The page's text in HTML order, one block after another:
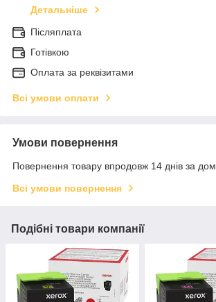
Детальніше
Післяплата
Готівкою
Оплата за реквізитами
Всі умови оплати
Умови повернення
Повернення товару впродовж 14 днів за
Всі умови повернення
Подібні товари компанії